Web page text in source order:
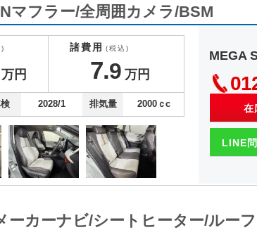
マフラー/全周囲カメラ/BSM
万円
諸費用 (税込)
7.9 万円
2028/1 排気量 2000 ｃc
MEGA
在
LINE
カーナビ/シートヒーター/ルー